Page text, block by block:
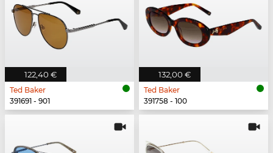
122,40 €
Ted Baker
391691 - 901
132,00 €
Ted Baker
391758 - 100